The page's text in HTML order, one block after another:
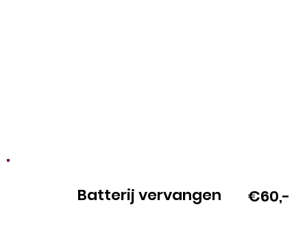
Batterij vervangen €60,-